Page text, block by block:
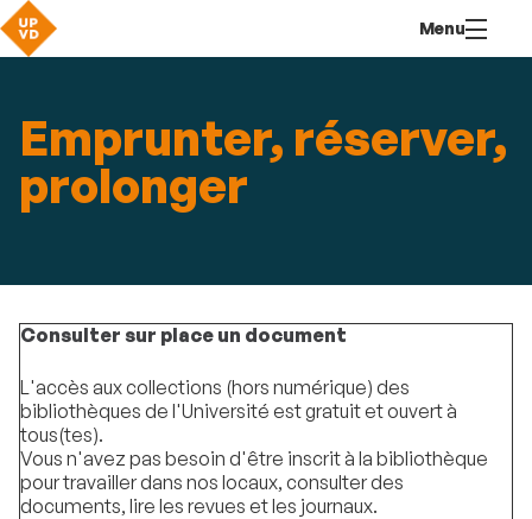
contenu
Menu
Emprunter, réserver,
prolonger
Consulter sur place un document
L'accès aux collections (hors numérique) des
bibliothèques de l'Université est gratuit et ouvert à
tous(tes).
Vous n'avez pas besoin d'être inscrit à la bibliothèque
pour travailler dans nos locaux, consulter des
documents, lire les revues et les journaux.